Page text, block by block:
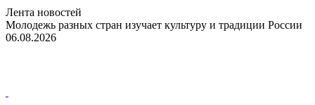
Лента новостей
Молодежь разных стран изучает культуру и традиции России
06.08.2026